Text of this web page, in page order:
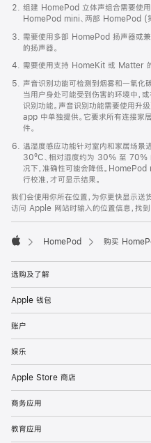
打
开)
组建 HomePod 立体声组合需要使
HomePod mini、两部 HomePod (
需要使用多部 HomePod 扬声器或
的扬声器。
需要使用支持 HomeKit 或 Matter 的
声音识别功能可检测到烟雾和一氧化
当用户身处可能受到伤害的环境中，
识别功能。声音识别功能需要使用升
app 中单独提供。它要求所有连接家
件。
温湿度感应功能针对室内和家居场景
30ºC、相对湿度约为 30% 至 70%
况下，准确性可能会降低。
行校准，才可显示结果。
我们会使用你所在位置，为你更快显示送
访问 Apple 网站时输入的位置信息，找到
HomePod 购买
选购及了解
Apple 钱包
账户
娱乐
Apple Store 商店
商务应用
教育应用